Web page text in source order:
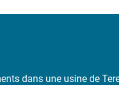
dans une usine de